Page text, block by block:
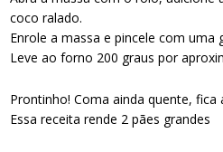
coco ralado.
Enrole a massa e pincele com uma
Leve ao forno 200 graus por
Prontinho! Coma ainda quente, fica
Essa receita rende 2 pães grandes